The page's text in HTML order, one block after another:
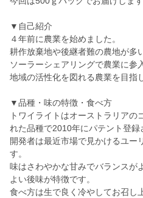
▼自己紹介
４年前に農業を始めました。
耕作放棄地や後継者難の農地が多
ソーラーシェアリングで農業に参
地域の活性化を図れる農業を目指
▼品種・味の特徴・食べ方
トワイライトはオーストラリアの
れた品種で2010年にパテント登録
開発者は最近市場で見かけるユー
す。
味はさわやかな甘みでバランスが
よい後味が特徴です。
食べ方は生で良く冷やしてお召し